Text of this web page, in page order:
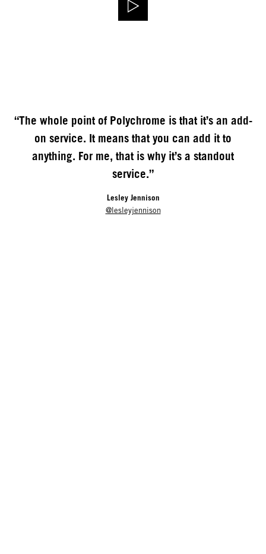
“The whole point of Polychrome is that it’s an add-
on service. It means that you can add it to
anything. For me, that is why it’s a standout
service.”
Lesley Jennison
@lesleyjennison